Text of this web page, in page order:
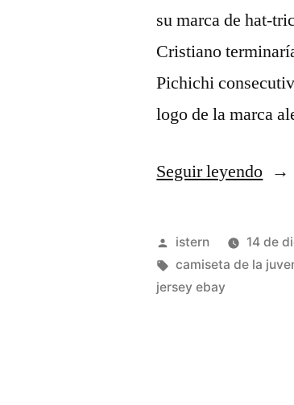
su marca de hat-
Cristiano
Pichichi
logo de la marca
Seguir leyendo
usa»
Publicado
por
istern 14 de
Etiquetas:
camiseta de la
jersey ebay